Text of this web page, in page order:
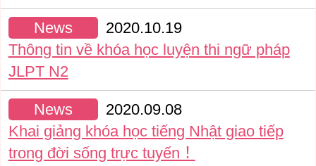
News
2020.10.19
Thông tin về khóa học luyện thi ngữ pháp
JLPT N2
News
2020.09.08
Khai giảng khóa học tiếng Nhật giao tiếp
trong đời sống trực tuyến！